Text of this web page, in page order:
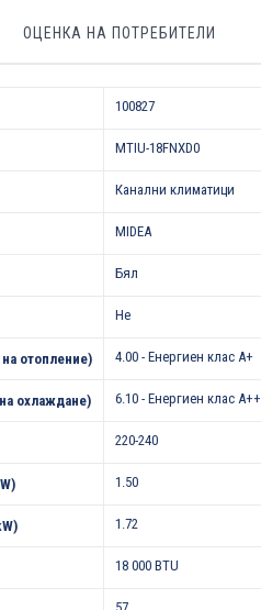
ОЦЕНКА НА ПОТРЕБИТЕЛИ
100827
MTIU-18FNXD0
Канални климатици
MIDEA
Бял
Не
отопление) 4.00 - Енергиен клас А+
охлаждане) 6.10 - Енергиен клас A++
220-240
1.50
1.72
18 000 BTU